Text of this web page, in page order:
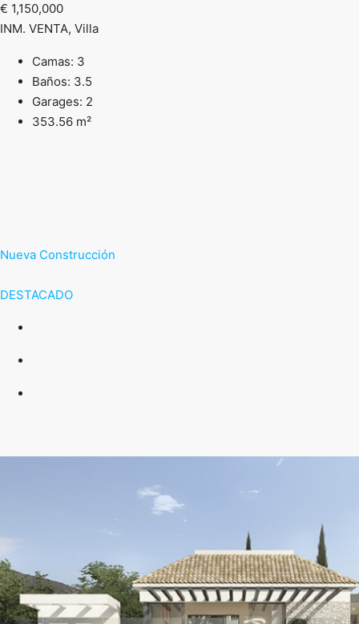
€ 1,150,000
INM. VENTA, Villa
Camas: 3
Baños: 3.5
Garages: 2
353.56 m²
Nueva Construcción
DESTACADO